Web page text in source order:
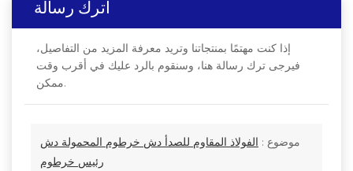
اترك رسالة
إذا كنت مهتمًا بمنتجاتنا وتريد معرفة المزيد من التفاصيل،
فيرجى ترك رسالة هنا، وسنقوم بالرد عليك في أقرب وقت
ممكن.
موضوع :
الفولاذ المقاوم للصدأ دش خرطوم المحمولة دش
رئيس خرطوم